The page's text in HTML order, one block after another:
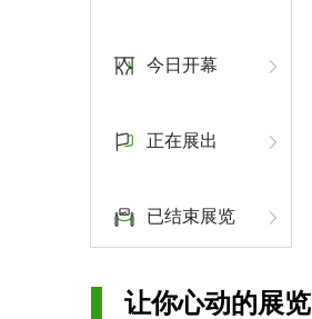
今日开幕
正在展出
已结束展览
让你心动的展览